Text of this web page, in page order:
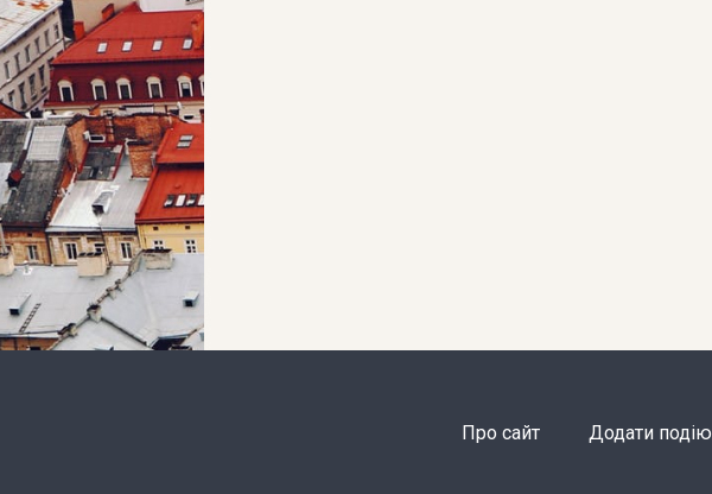
Про сайт Додати подію